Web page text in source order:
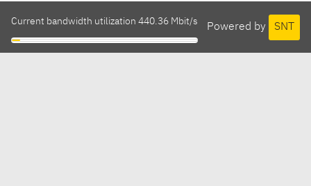
Powered by SNT
Current bandwidth utilization 440.36 Mbit/s